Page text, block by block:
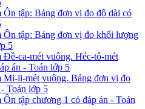
Ôn tập: Bảng đơn vị đo độ dài có
Ôn tập: Bảng đơn vị đo khối lượng
5
Đề-ca-mét vuông. Héc-tô-mét
án - Toán lớp 5
Mi-li-mét vuông. Bảng đơn vị đo
Toán lớp 5
tập chương 1 có đáp án - Toán